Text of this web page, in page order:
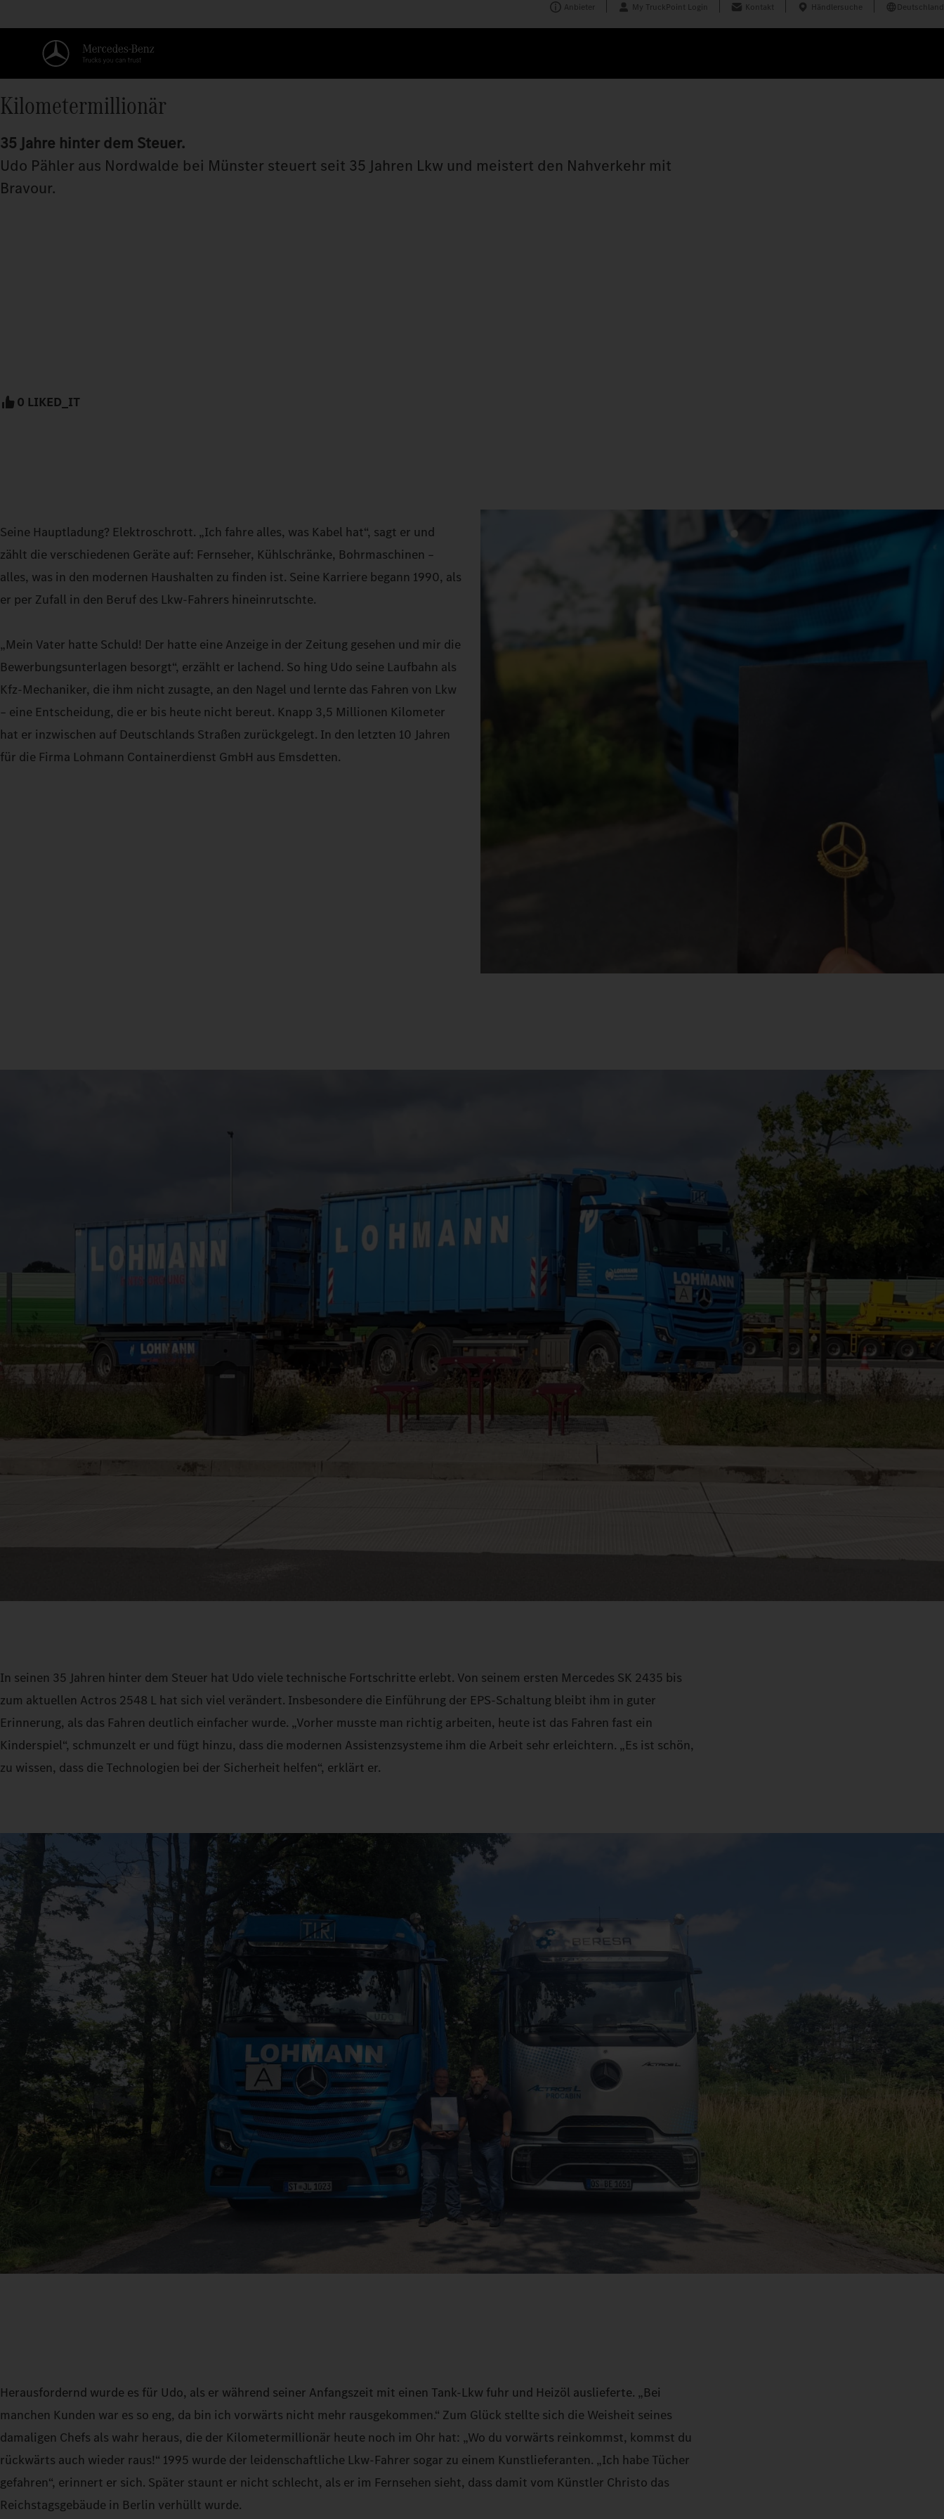
Anbieter My TruckPoint Login Kontakt Händlersuche Deutschland
Kilometermillionär
35 Jahre hinter dem Steuer.
Udo Pähler aus Nordwalde bei Münster steuert seit 35 Jahren Lkw und meistert den Nahverkehr mit
Bravour.
0 LIKED_IT
Seine Hauptladung? Elektroschrott. „Ich fahre alles, was Kabel hat“, sagt er und
zählt die verschiedenen Geräte auf: Fernseher, Kühlschränke, Bohrmaschinen –
alles, was in den modernen Haushalten zu finden ist. Seine Karriere begann 1990, als
er per Zufall in den Beruf des Lkw-Fahrers hineinrutschte.
„Mein Vater hatte Schuld! Der hatte eine Anzeige in der Zeitung gesehen und mir die
Bewerbungsunterlagen besorgt“, erzählt er lachend. So hing Udo seine Laufbahn als
Kfz-Mechaniker, die ihm nicht zusagte, an den Nagel und lernte das Fahren von Lkw
– eine Entscheidung, die er bis heute nicht bereut. Knapp 3,5 Millionen Kilometer
hat er inzwischen auf Deutschlands Straßen zurückgelegt. In den letzten 10 Jahren
für die Firma Lohmann Containerdienst GmbH aus Emsdetten.
In seinen 35 Jahren hinter dem Steuer hat Udo viele technische Fortschritte erlebt. Von seinem ersten Mercedes SK 2435 bis
zum aktuellen Actros 2548 L hat sich viel verändert. Insbesondere die Einführung der EPS-Schaltung bleibt ihm in guter
Erinnerung, als das Fahren deutlich einfacher wurde. „Vorher musste man richtig arbeiten, heute ist das Fahren fast ein
Kinderspiel“, schmunzelt er und fügt hinzu, dass die modernen Assistenzsysteme ihm die Arbeit sehr erleichtern. „Es ist schön,
zu wissen, dass die Technologien bei der Sicherheit helfen“, erklärt er.
Herausfordernd wurde es für Udo, als er während seiner Anfangszeit mit einen Tank-Lkw fuhr und Heizöl auslieferte. „Bei
manchen Kunden war es so eng, da bin ich vorwärts nicht mehr rausgekommen.“ Zum Glück stellte sich die Weisheit seines
damaligen Chefs als wahr heraus, die der Kilometermillionär heute noch im Ohr hat: „Wo du vorwärts reinkommst, kommst du
rückwärts auch wieder raus!“ 1995 wurde der leidenschaftliche Lkw-Fahrer sogar zu einem Kunstlieferanten. „Ich habe Tücher
gefahren“, erinnert er sich. Später staunt er nicht schlecht, als er im Fernsehen sieht, dass damit vom Künstler Christo das
Reichstagsgebäude in Berlin verhüllt wurde.